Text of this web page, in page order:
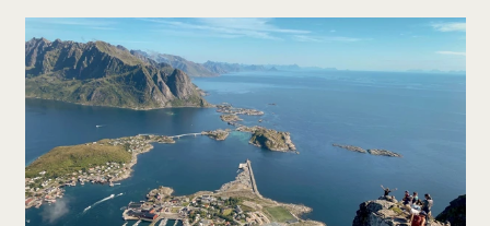
spektakulära avsnitt. I de grunda vattnen vid
Risøyrennan kan vi skåda sandbankarna genom
det kristallklara vattnet. Vi lägger till i
Stokmarknes, där Hurtigrutens museum är väl
värt ett besök. Fartyget seglar vidare genom det
20 kilometer långa
Raftsundet
med fjäll på över
1000 meter. Om vädret tillåter gör vi en
avstickare in iTrollfjorden– en helt magisk